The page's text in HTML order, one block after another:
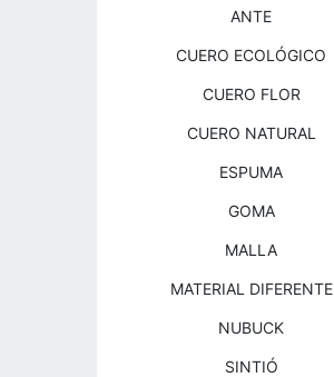
ANTE
CUERO ECOLÓGICO
CUERO FLOR
CUERO NATURAL
ESPUMA
GOMA
MALLA
MATERIAL DIFERENTE
NUBUCK
SINTIÓ